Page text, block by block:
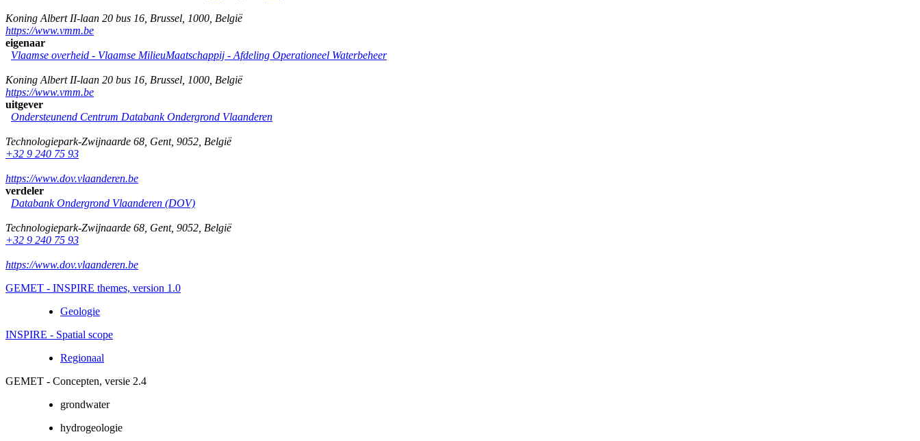
Koning Albert II-laan 20 bus 16 Brussel 1000 België
https://www.vmm.be
eigenaar
Vlaamse overheid - Vlaamse MilieuMaatschappij - Afdeling Operationeel Waterbeheer
Koning Albert II-laan 20 bus 16 Brussel 1000 België
https://www.vmm.be
uitgever
Ondersteunend Centrum Databank Ondergrond Vlaanderen
Technologiepark-Zwijnaarde 68 Gent, 9052 België
+32 9 240 75 93
https://www.dov.vlaanderen.be
verdeler
Databank Ondergrond Vlaanderen (DOV)
Technologiepark-Zwijnaarde 68 Gent, 9052 België
+32 9 240 75 93
https://www.dov.vlaanderen.be
GEMET - INSPIRE themes, version 1.0
Geologie
INSPIRE - Spatial scope
Regionaal
GEMET - Concepten, versie 2.4
grondwater
hydrogeologie